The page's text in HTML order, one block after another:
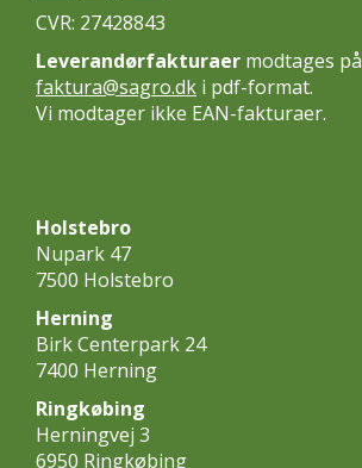
CVR: 27428843
Leverandørfakturaer modtages på
faktura@sagro.dk i pdf-format.
Vi modtager ikke EAN-fakturaer.
Holstebro
Nupark 47
7500 Holstebro
Herning
Birk Centerpark 24
7400 Herning
Ringkøbing
Herningvej 3
6950 Ringkøbing